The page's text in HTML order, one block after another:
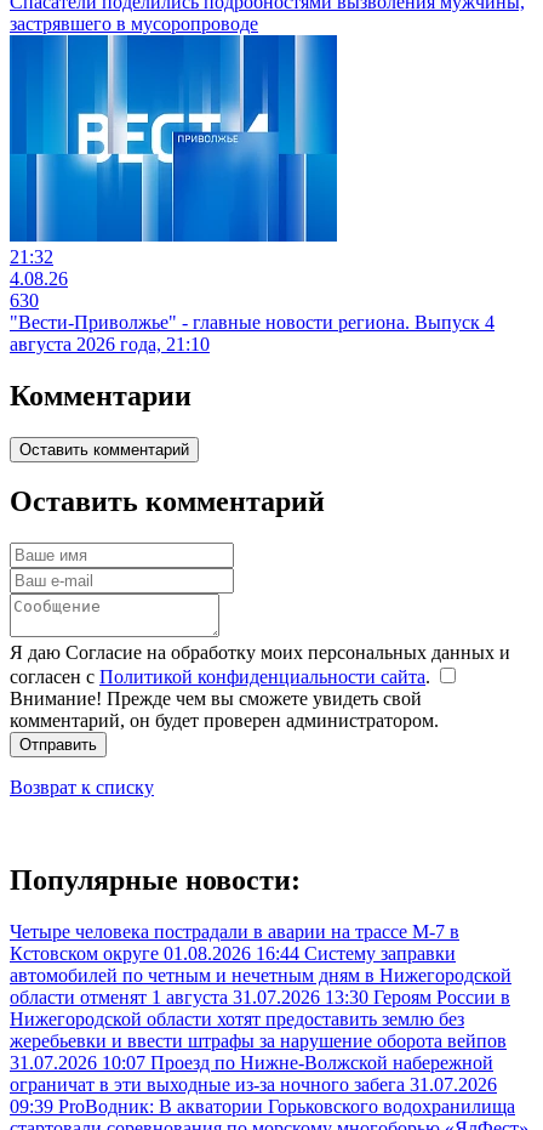
застрявшего в мусоропроводе
21:32
4.08.26
630
"Вести-Приволжье" - главные новости региона. Выпуск 4
августа 2026 года, 21:10
Комментарии
Оставить комментарий
Оставить комментарий
Я даю Согласие на обработку моих персональных данных и
согласен с Политикой конфиденциальности сайта.
Внимание! Прежде чем вы сможете увидеть свой
комментарий, он будет проверен администратором.
Отправить
Возврат к списку
Популярные новости:
Четыре человека пострадали в аварии на трассе М-7 в
Кстовском округе 01.08.2026 16:44 Систему заправки
автомобилей по четным и нечетным дням в Нижегородской
области отменят 1 августа 31.07.2026 13:30 Героям России в
Нижегородской области хотят предоставить землю без
жеребьевки и ввести штрафы за нарушение оборота вейпов
31.07.2026 10:07 Проезд по Нижне-Волжской набережной
ограничат в эти выходные из-за ночного забега 31.07.2026
09:39 ProВодник: В акватории Горьковского водохранилища